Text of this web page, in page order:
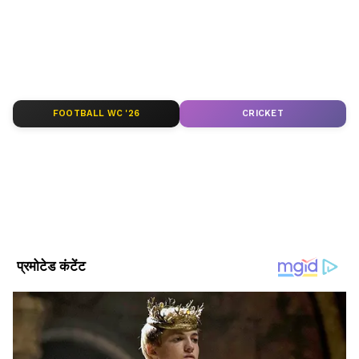
कंपनी ने कहा कि यह रिसर्च ब्रेन लीजन (मस्तिष्क की
कर सकती है, जिनकी वजह से वे संवाद करने में असमर्थ
FOOTBALL WC '26 CRICKET